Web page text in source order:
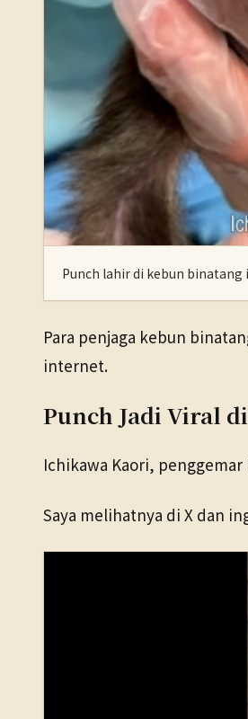
Punch lahir di kebun binatang
Para penjaga kebun
internet.
Punch Jadi Viral
Ichikawa Kaori,
Saya melihatnya di X dan